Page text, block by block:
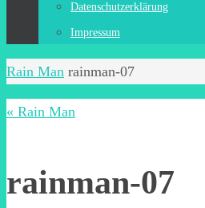
Datenschutzerklärung
Impressum
Start
Rain Man rainman-07
« Rain Man
rainman-07